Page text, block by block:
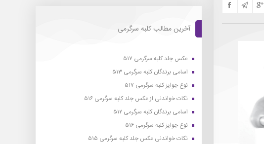
آخرین مطالب کلبه سرگرمی
عکس جلد کلبه سرگرمی ۵۱۷
اسامی برندگان کلبه سرگرمی ۵۱۳
نوع جوایز کلبه سرگرمی ۵۱۷
نکات خواندنی از عکس جلد کلبه سرگرمی ۵۱۶
اسامی برندگان کلبه سرگرمی ۵۱۲
نوع جوایز کلبه سرگرمی ۵۱۶
نکات خواندنی عکس جلد کلبه سرگرمی ۵۱۵